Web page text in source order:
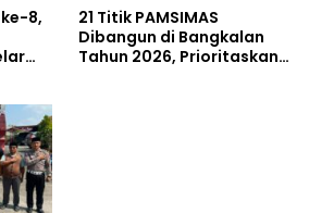
8,
21 Titik PAMSIMAS
Dibangun di Bangkalan
Tahun 2026, Prioritaskan